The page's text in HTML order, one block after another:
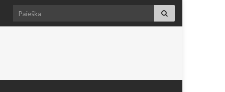
Search for: